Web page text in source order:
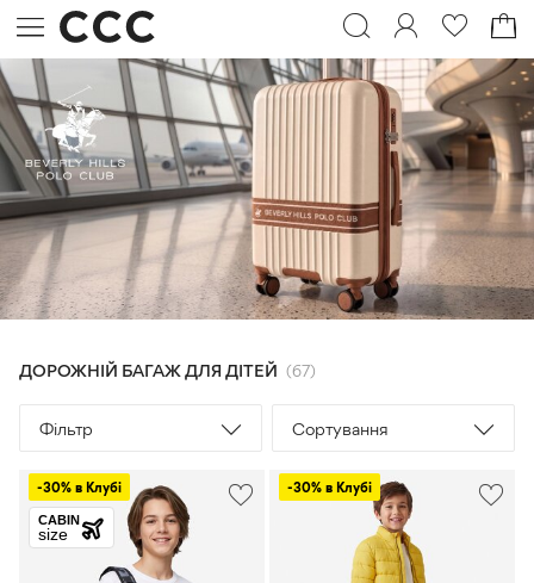
ДОРОЖНІЙ БАГАЖ ДЛЯ ДІТЕЙ 67
Фільтр Сортування
-30% в Клубі
CABIN
size
-30% в Клубі